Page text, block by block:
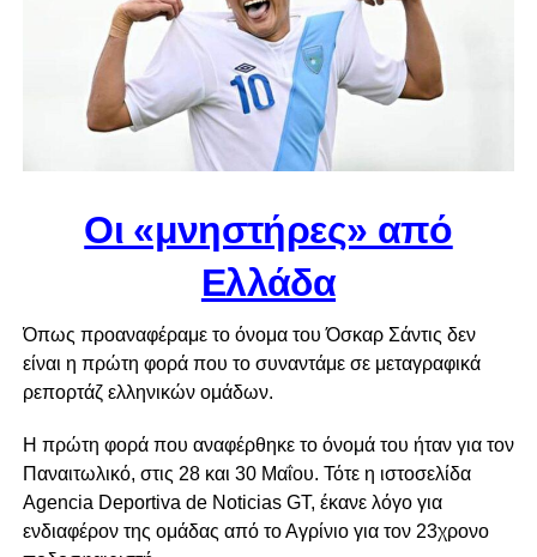
Οι «μνηστήρες» από
Ελλάδα
Όπως προαναφέραμε το όνομα του Όσκαρ Σάντις δεν
είναι η πρώτη φορά που το συναντάμε σε μεταγραφικά
ρεπορτάζ ελληνικών ομάδων.
Η πρώτη φορά που αναφέρθηκε το όνομά του ήταν για τον
Παναιτωλικό, στις 28 και 30 Μαΐου. Τότε η ιστοσελίδα
Agencia Deportiva de Noticias GT, έκανε λόγο για
ενδιαφέρον της ομάδας από το Αγρίνιο για τον 23χρονο